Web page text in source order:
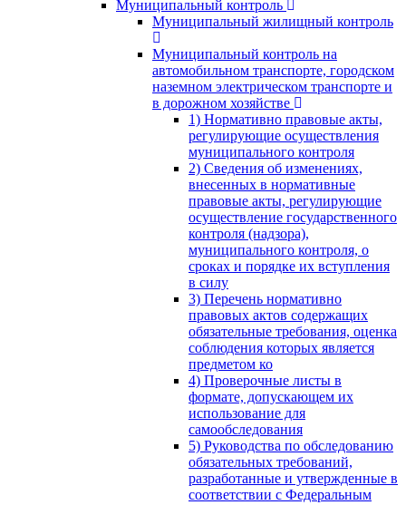
Муниципальный контроль
Муниципальный жилищный контроль
Муниципальный контроль на
автомобильном транспорте, городском
наземном электрическом транспорте и
в дорожном хозяйстве
1) Нормативно правовые акты,
регулирующие осуществления
муниципального контроля
2) Сведения об изменениях,
внесенных в нормативные
правовые акты, регулирующие
осуществление государственного
контроля (надзора),
муниципального контроля, о
сроках и порядке их вступления
в силу
3) Перечень нормативно
правовых актов содержащих
обязательные требования, оценка
соблюдения которых является
предметом ко
4) Проверочные листы в
формате, допускающем их
использование для
самообследования
5) Руководства по обследованию
обязательных требований,
разработанные и утвержденные в
соответствии с Федеральным